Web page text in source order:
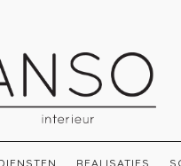
REALISATIES